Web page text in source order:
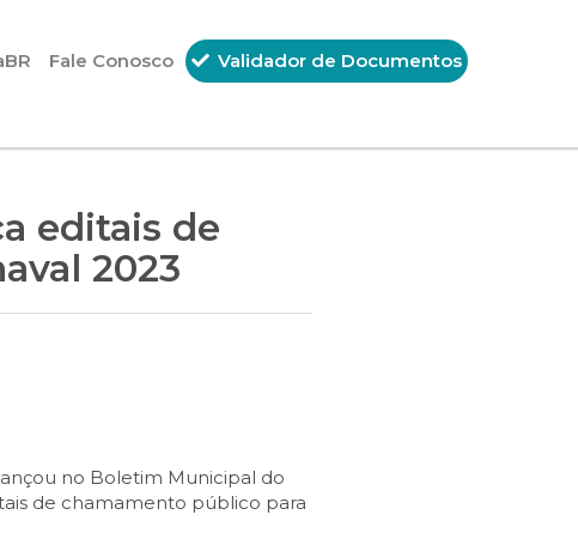
Fale Conosco Validador de Documentos
editais de
2023
no Boletim Municipal do
de chamamento público para